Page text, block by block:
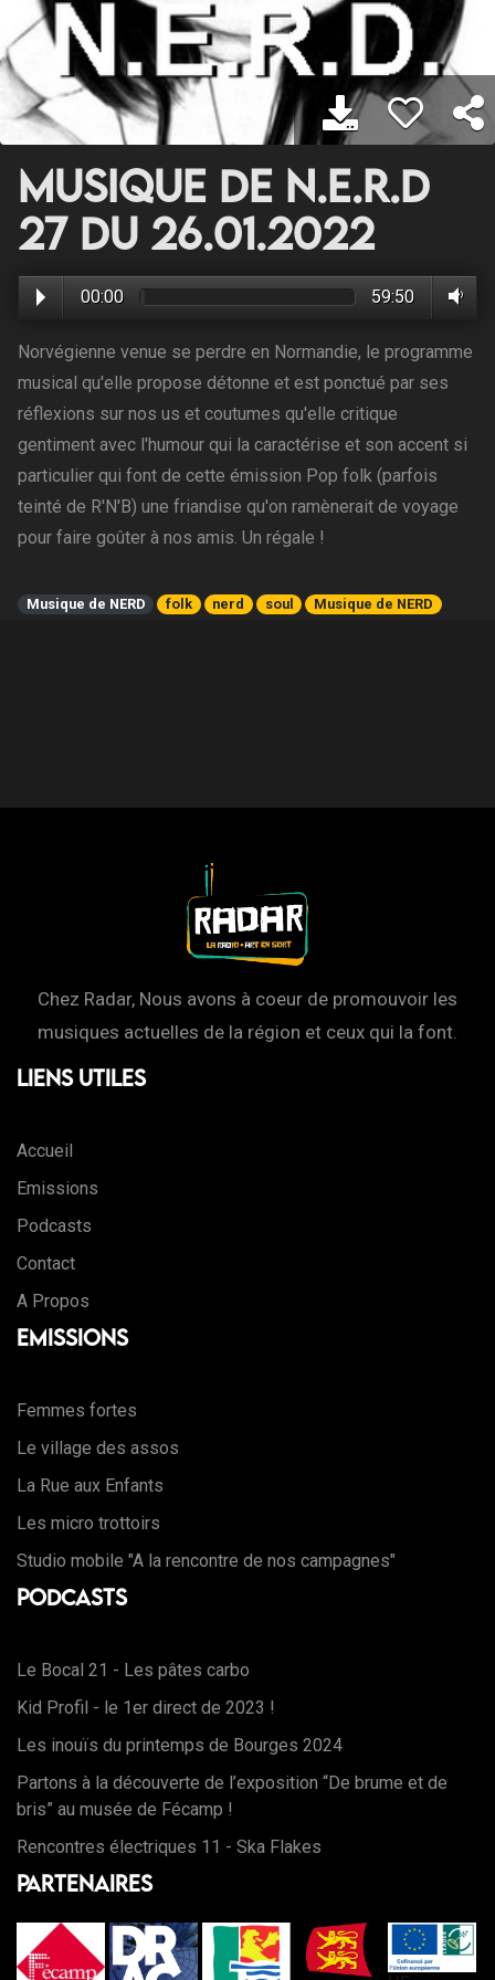
Musique de N.E.R.D
27 du 26.01.2022
00:00 59:50
Norvégienne venue se perdre en Normandie, le programme
musical qu'elle propose détonne et est ponctué par ses
réflexions sur nos us et coutumes qu'elle critique
gentiment avec l'humour qui la caractérise et son accent si
particulier qui font de cette émission Pop folk (parfois
teinté de R'N'B) une friandise qu'on ramènerait de voyage
pour faire goûter à nos amis. Un régale !
Musique de NERD folk nerd soul Musique de NERD
Chez Radar, Nous avons à coeur de promouvoir les
musiques actuelles de la région et ceux qui la font.
Liens Utiles
Accueil
Emissions
Podcasts
Contact
A Propos
Emissions
Femmes fortes
Le village des assos
La Rue aux Enfants
Les micro trottoirs
Studio mobile "A la rencontre de nos campagnes"
Podcasts
Le Bocal 21 - Les pâtes carbo
Kid Profil - le 1er direct de 2023 !
Les inouïs du printemps de Bourges 2024
Partons à la découverte de l’exposition “De brume et de
bris” au musée de Fécamp !
Rencontres électriques 11 - Ska Flakes
Partenaires